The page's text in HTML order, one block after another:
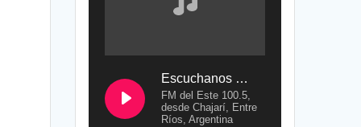
Escuchanos en Vivo
FM del Este 100.5,
desde Chajarí, Entre
Ríos, Argentina